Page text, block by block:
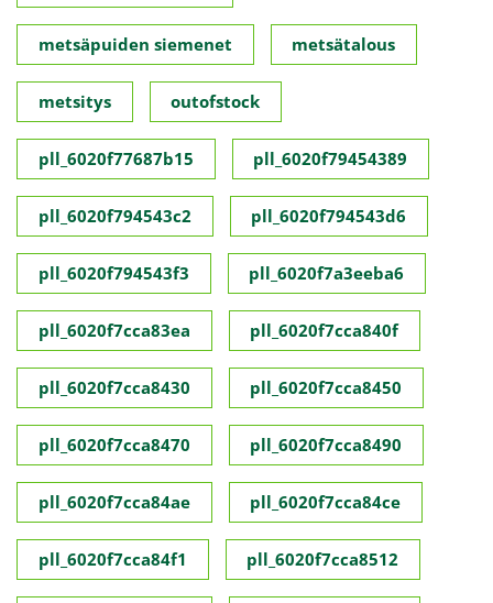
metsäpuiden siemenet metsätalous
metsitys outofstock
pll_6020f77687b15 pll_6020f79454389
pll_6020f794543c2 pll_6020f794543d6
pll_6020f794543f3 pll_6020f7a3eeba6
pll_6020f7cca83ea pll_6020f7cca840f
pll_6020f7cca8430 pll_6020f7cca8450
pll_6020f7cca8470 pll_6020f7cca8490
pll_6020f7cca84ae pll_6020f7cca84ce
pll_6020f7cca84f1 pll_6020f7cca8512